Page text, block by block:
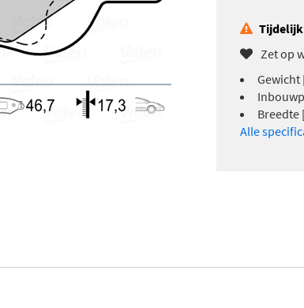
Zet op
Gewicht
Breedte
Alle